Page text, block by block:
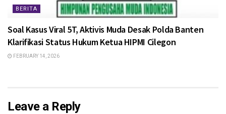
BERITA
Soal Kasus Viral 5T, Aktivis Muda Desak Polda Banten
Klarifikasi Status Hukum Ketua HIPMI Cilegon
FEBRUARY 14, 2026
Leave a Reply